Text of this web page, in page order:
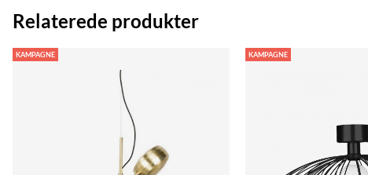
Relaterede produkter
KAMPAGNE KAMPAGNE